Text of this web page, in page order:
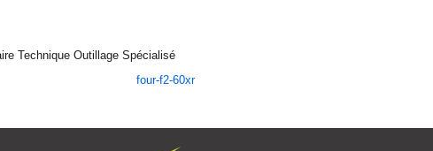
Technique Outillage Spécialisé
four-f2-60xr